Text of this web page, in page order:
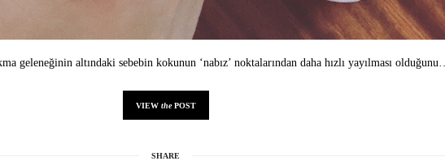
geleneğinin altındaki sebebin kokunun ‘nabız’ noktalarından daha hızlı yayılması olduğunu…
VIEW thePOST
SHARE